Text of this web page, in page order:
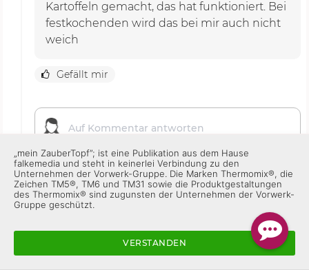
Kartoffeln gemacht, das hat funktioniert. Bei
festkochenden wird das bei mir auch nicht
weich
Gefällt mir
„mein ZauberTopf”; ist eine Publikation aus dem Hause
falkemedia und steht in keinerlei Verbindung zu den
Unternehmen der Vorwerk-Gruppe. Die Marken Thermomix®, die
Zeichen TM5®, TM6 und TM31 sowie die Produktgestaltungen
des Thermomix® sind zugunsten der Unternehmen der Vorwerk-
Gruppe geschützt.
VERSTANDEN